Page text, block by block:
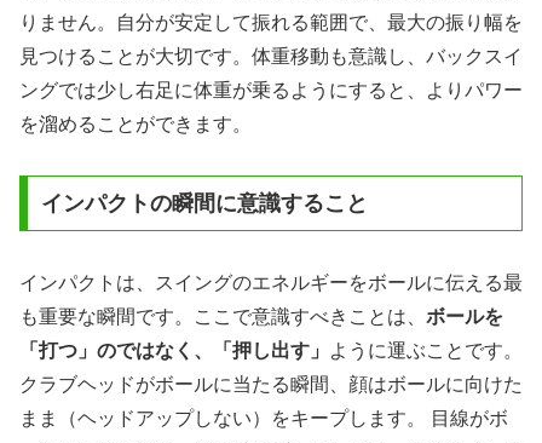
りません。自分が安定して振れる範囲で、最大の振り幅を
見つけることが大切です。体重移動も意識し、バックスイ
ングでは少し右足に体重が乗るようにすると、よりパワー
を溜めることができます。
インパクトの瞬間に意識すること
インパクトは、スイングのエネルギーをボールに伝える最
も重要な瞬間です。ここで意識すべきことは、 ボールを
「打つ」のではなく、「押し出す」
ように運ぶことです。
クラブヘッドがボールに当たる瞬間、顔はボールに向けた
まま（ヘッドアップしない）をキープします。 目線がボ